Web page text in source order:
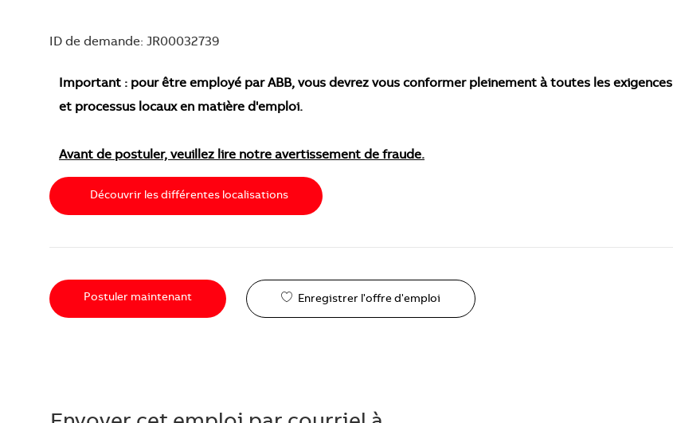
ID de demande: JR00032739
Important : pour être employé par ABB, vous devrez vous conformer pleinement à toutes les exigences
et processus locaux en matière d'emploi.
Avant de postuler, veuillez lire notre avertissement de fraude.
Découvrir les différentes localisations
Postuler maintenant Enregistrer l'offre d'emploi